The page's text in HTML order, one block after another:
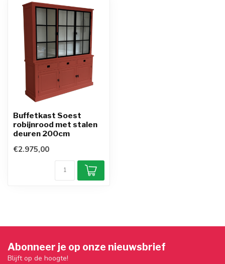
Buffetkast Soest
robijnrood met stalen
deuren 200cm
€2.975,00
Abonneer je op onze nieuwsbrief
Blijft op de hoogte!